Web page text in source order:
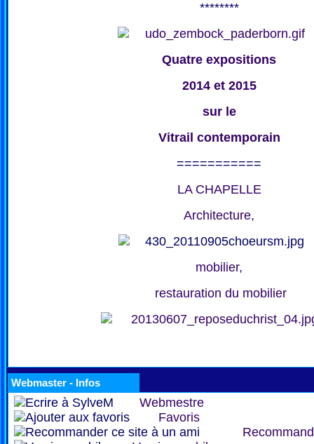
********
Quatre expositions
2014 et 2015
sur le
Vitrail contemporain
===========
LA CHAPELLE
Architecture,
mobilier,
restauration du mobilier
Webmaster - Infos
Webmestre
Favoris